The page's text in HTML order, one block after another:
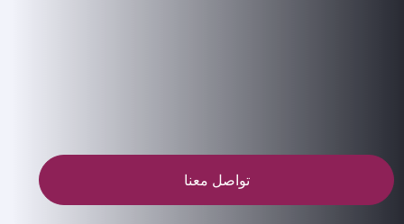
تواصل معنا